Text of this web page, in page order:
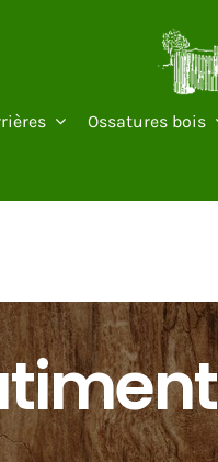
Ossatures bois